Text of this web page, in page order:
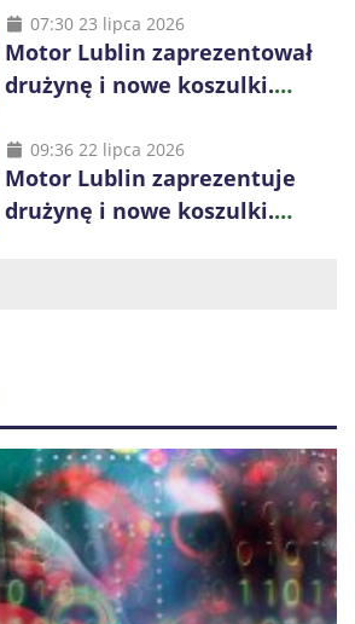
07:30 23 lipca 2026
Motor Lublin zaprezentował
drużynę i nowe koszulki.
zespół w sezonie 2026/27
09:36 22 lipca 2026
Motor Lublin zaprezentuje
drużynę i nowe koszulki.